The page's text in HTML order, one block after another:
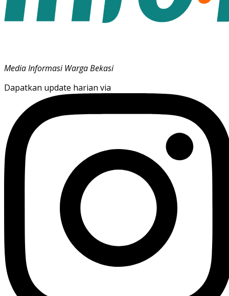
Media Informasi Warga Bekasi
Dapatkan update harian via